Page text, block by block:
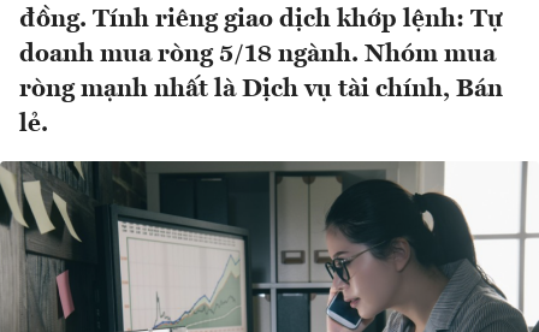
đồng. Tính riêng giao dịch khớp lệnh: Tự
doanh mua ròng 5/18 ngành. Nhóm mua
ròng mạnh nhất là Dịch vụ tài chính, Bán
lẻ.